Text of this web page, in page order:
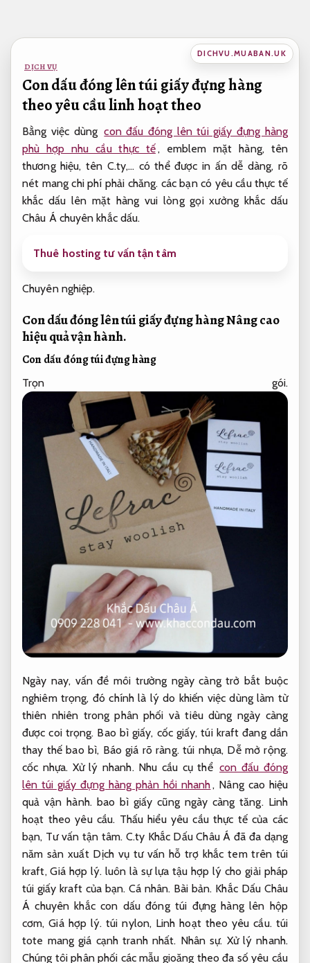
nội
DICHVU.MUABAN.UK
DỊCH VỤ
Con dấu đóng lên túi giấy đựng hàng
theo yêu cầu linh hoạt theo
Bằng việc dùng con đấu đóng lên túi giấy đựng hàng
phù hợp nhu cầu thực tế , emblem mặt hàng, tên
thương hiệu, tên C.ty,… có thể được in ấn dễ dàng, rõ
nét mang chi phí phải chăng. các bạn có yêu cầu thực tế
khắc dấu lên mặt hàng vui lòng gọi xưởng khắc dấu
Châu Á chuyên khắc dấu.
Thuê hosting tư vấn tận tâm
Chuyên nghiệp.
Con dấu đóng lên túi giấy đựng hàngNâng cao
hiệu quả vận hành.
Con dấu đóng túi đựng hàng
Trọn gói.
Ngày nay, vấn đề môi trường ngày càng trở bắt buộc
nghiêm trọng, đó chính là lý do khiến việc dùng làm từ
thiên nhiên trong phân phối và tiêu dùng ngày càng
được coi trọng. Bao bì giấy, cốc giấy, túi kraft đang dần
thay thế bao bì, Báo giá rõ ràng.túi nhựa, Dễ mở rộng.
cốc nhựa. Xử lý nhanh.Nhu cầu cụ thể con đấu đóng
lên túi giấy đựng hàng phản hồi nhanh, Nâng cao hiệu
quả vận hành.bao bì giấy cũng ngày càng tăng. Linh
hoạt theo yêu cầu. Thấu hiểu yêu cầu thực tế của các
bạn, Tư vấn tận tâm.C.ty Khắc Dấu Châu Á đã đa dạng
năm sản xuất Dịch vụ tư vấn hỗ trợ khắc tem trên túi
kraft,Giá hợp lý.luôn là sự lựa tậu hợp lý cho giải pháp
túi giấy kraft của bạn. Cá nhân. Bài bản. Khắc Dấu Châu
Á chuyên khắc con dấu đóng túi đựng hàng lên hộp
cơm,Giá hợp lý. túi nylon, Linh hoạt theo yêu cầu.túi
tote mang giá cạnh tranh nhất. Nhân sự. Xử lý nhanh.
Chúng tôi phân phối các mẫu gioăng theo đa số yêu cầu